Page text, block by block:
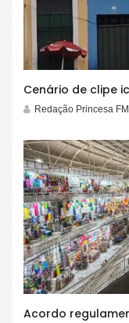
Redação Princesa FM